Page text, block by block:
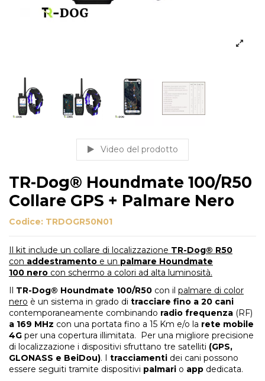
Video del prodotto
TR-Dog® Houndmate 100/R50
Collare GPS + Palmare Nero
Codice: TRDOGR50N01
Il kit include un collare di localizzazione TR-Dog® R50
con addestramento e un palmare Houndmate
100 nero con schermo a colori ad alta luminosità.
Il TR-Dog® Houndmate 100/R50 con il palmare di color
nero è un sistema in grado di tracciare fino a 20 cani
contemporaneamente combinando radio frequenza (RF)
a 169 MHz con una portata fino a 15 Km e/o la rete mobile
4G per una copertura illimitata. Per una migliore precisione
di localizzazione i dispositivi sfruttano tre satelliti (GPS,
GLONASS e BeiDou). I tracciamenti dei cani possono
essere seguiti tramite dispositivi palmari o app dedicata.